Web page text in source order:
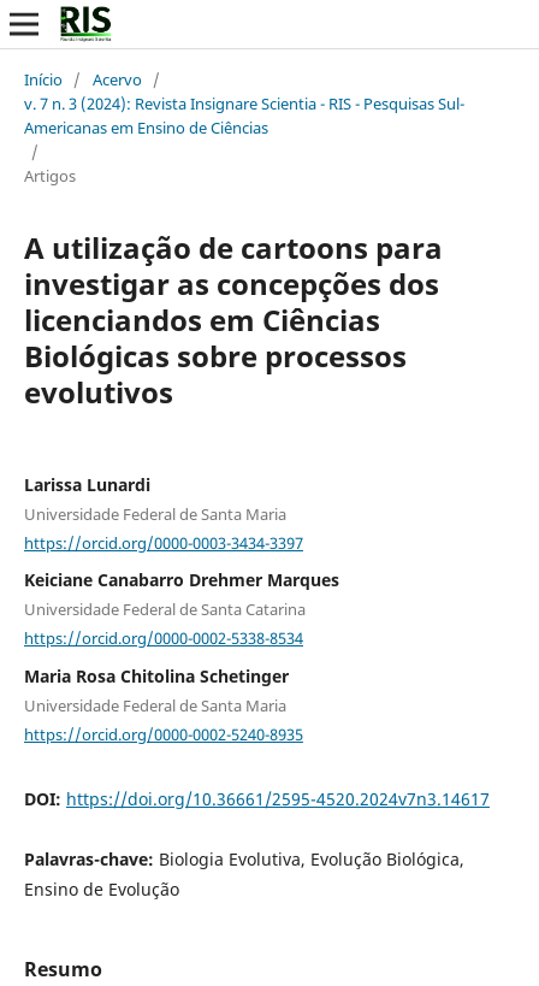
Início / Acervo /
v. 7 n. 3 (2024): Revista Insignare Scientia - RIS - Pesquisas Sul-
Americanas em Ensino de Ciências
/
Artigos
A utilização de cartoons para
investigar as concepções dos
licenciandos em Ciências
Biológicas sobre processos
evolutivos
Larissa Lunardi
Universidade Federal de Santa Maria
https://orcid.org/0000-0003-3434-3397
Keiciane Canabarro Drehmer Marques
Universidade Federal de Santa Catarina
https://orcid.org/0000-0002-5338-8534
Maria Rosa Chitolina Schetinger
Universidade Federal de Santa Maria
https://orcid.org/0000-0002-5240-8935
DOI: https://doi.org/10.36661/2595-4520.2024v7n3.14617
Palavras-chave: Biologia Evolutiva, Evolução Biológica,
Ensino de Evolução
Resumo